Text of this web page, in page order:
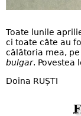
Toate lunile
ci toate câte au
călătoria mea,
bulgar. Povestea
Doina RUȘTI